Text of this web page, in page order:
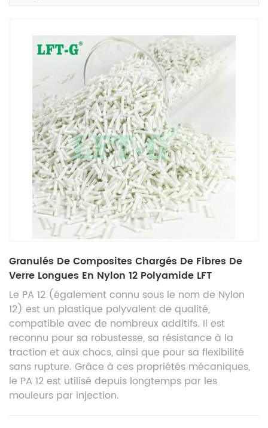
Granulés De Composites Chargés De Fibres De
Verre Longues En Nylon 12 Polyamide LFT
Le PA 12 (également connu sous le nom de Nylon
12) est un plastique polyvalent de qualité,
compatible avec de nombreux additifs. Il est
reconnu pour sa robustesse, sa résistance à la
traction et aux chocs, ainsi que pour sa flexibilité
sans rupture. Grâce à ces propriétés mécaniques,
le PA 12 est utilisé depuis longtemps par les
mouleurs par injection.